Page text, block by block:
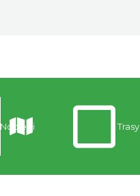
Noclegi Trasy